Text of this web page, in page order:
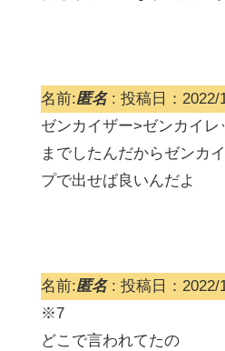
名前:匿名: 投稿日：2022/
ゼンカイザー>ゼンカイ
までしたんだからゼンカ
プで出せば良いんだよ
名前:匿名: 投稿日：2022/
※7
どこで言われてたの